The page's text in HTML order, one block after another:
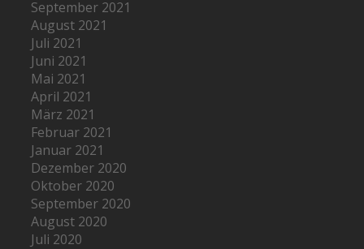
September 2021
August 2021
Juli 2021
Juni 2021
Mai 2021
April 2021
März 2021
Februar 2021
Januar 2021
Dezember 2020
Oktober 2020
September 2020
August 2020
Juli 2020